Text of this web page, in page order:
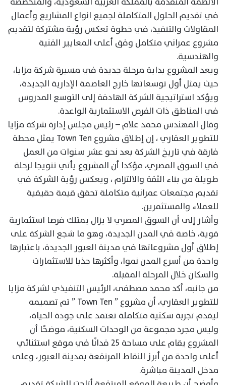
في تقديم الحلول المتكاملة لجميع انواع المشاريع وأعمال
المقاولات والتنفيذ، في خطوة تعكس رؤية مشتركة لتقديم
مشروع عمراني متكامل وفق أعلى المعايير الفنية
والهندسية.
ويعد المشروع بداية مرحلة جديدة في مسيرة شركة مزايا،
حيث يمثل أول توسعاتها خارج العاصمة الإدارية الجديدة،
ويؤكد استراتيجية الشركة الهادفة إلى التوسع المدروس
في المناطق ذات الفرص الاستثمارية الواعدة.
وقال المهندس محمد علام – رئيس مجلس إدارة شركة مزايا
للتطوير العقاري ، إن إطلاق مشروع Town Ten يمثل محطة
فارقة في تاريخ الشركة بعد نحو عشر سنوات من العمل
في السوق المصري، مؤكدا أن المشروع يأتي تتويجا لرحلة
طويلة من بناء الثقة والالتزام ، ويعكس رؤية الشركة في
تقديم مجتمعات عمرانية متكاملة تحقق قيمة حقيقية
للعملاء والمستثمرين.
وأشار إلى أن السوق المصري لا يزال يمتلك فرصا استثمارية
قوية، خاصة في المدن الجديدة، وهو ما شجع الشركة على
إطلاق أول مشروعاتها في مدينة العبور الجديدة، باعتبارها
واحدة من أسرع المدن نموا، وأكثرها جذبا للاستثمارات
والسكان خلال المرحلة المقبلة.
من جانبه، أكد محمد مصطفى، الرئيس التنفيذي لشركة مزايا
للتطوير العقاري، أن مشروع ” Town Ten ” تم تصميمه
ليقدم تجربة سكنية متكاملة تعتمد على جودة الحياة،
وليس مجرد مجموعة من الوحدات السكنية، موضحًا أن
المشروع يقام على مساحة 25 فدانًا في موقع استثنائي
أعلى واحدة من أبرز النقاط المرتفعة بمدينة العبور، وعلى
مدخل المدينة مباشرة.